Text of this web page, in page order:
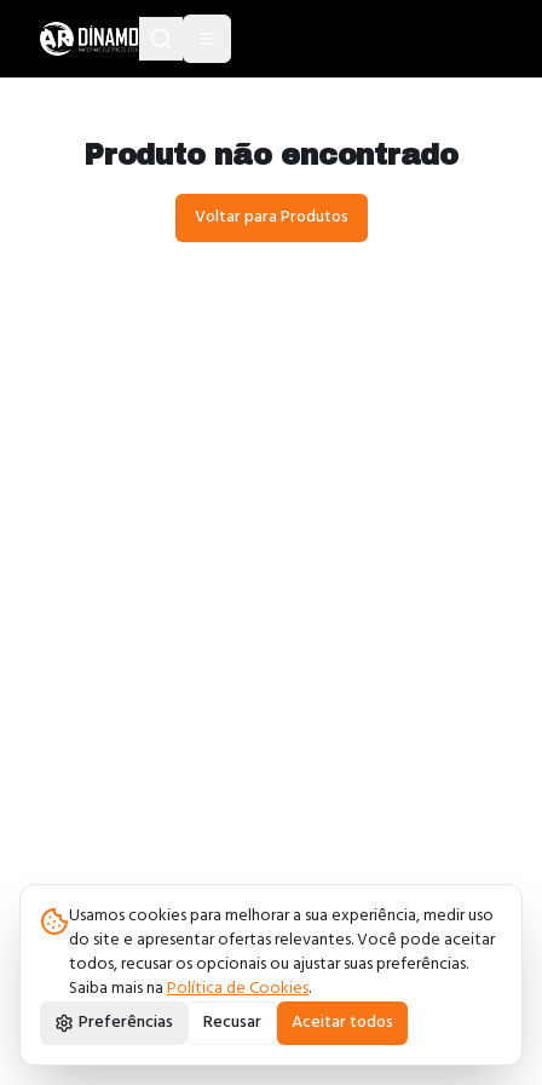
Produto não encontrado
Voltar para Produtos
Usamos cookies para melhorar a sua experiência, medir uso
do site e apresentar ofertas relevantes. Você pode aceitar
todos, recusar os opcionais ou ajustar suas preferências.
Saiba mais naPolítica de Cookies.
Preferências
Recusar Aceitar todos